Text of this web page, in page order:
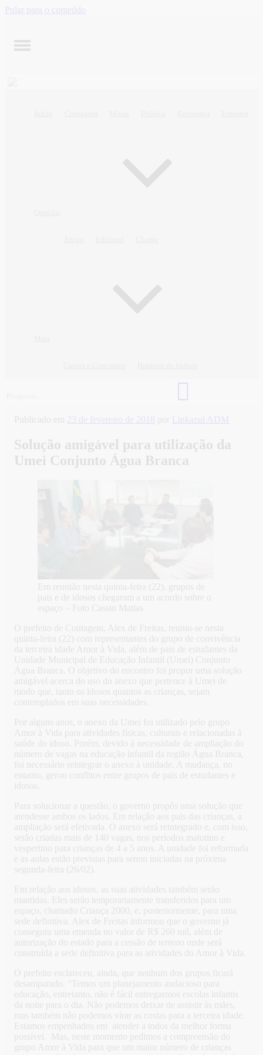
Pular para o conteúdo
Publicado em 23 de fevereiro de 2018 por Linkazul ADM
Solução amigável para utilização da
Umei Conjunto Água Branca
Em reunião nesta quinta-feira (22), grupos de
pais e de idosos chegaram a um acordo sobre o
espaço – Foto Cassio Matias
O prefeito de Contagem, Alex de Freitas, reuniu-se nesta
quinta-feira (22) com representantes do grupo de convivência
da terceira idade Amor à Vida, além de pais de estudantes da
Unidade Municipal de Educação Infantil (Umei) Conjunto
Água Branca. O objetivo do encontro foi propor uma solução
amigável acerca do uso do anexo que pertence à Umei de
modo que, tanto os idosos quantos as crianças, sejam
contemplados em suas necessidades.
Por alguns anos, o anexo da Umei foi utilizado pelo grupo
Amor à Vida para atividades físicas, culturais e relacionadas à
saúde do idoso. Porém, devido à necessidade de ampliação do
número de vagas na educação infantil da região Água Branca,
foi necessário reintegrar o anexo à unidade. A mudança, no
entanto, gerou conflitos entre grupos de pais de estudantes e
idosos.
Para solucionar a questão, o governo propôs uma solução que
atendesse ambos os lados. Em relação aos pais das crianças, a
ampliação será efetivada. O anexo será reintegrado e, com isso,
serão criadas mais de 140 vagas, nos períodos matutino e
vespertino para crianças de 4 a 5 anos. A unidade foi reformada
e as aulas estão previstas para serem iniciadas na próxima
segunda-feira (26/02).
Em relação aos idosos, as suas atividades também serão
mantidas. Eles serão temporariamente transferidos para um
espaço, chamado Criança 2000, e, posteriormente, para uma
sede definitiva. Alex de Freitas informou que o governo já
conseguiu uma emenda no valor de R$ 260 mil, além de
autorização do estado para a cessão de terreno onde será
construída a sede definitiva para as atividades do Amor à Vida.
O prefeito esclareceu, ainda, que nenhum dos grupos ficará
desamparado. “Temos um planejamento audacioso para
educação, entretanto, não é fácil entregarmos escolas infantis
da noite para o dia. Não podemos deixar de assistir às mães,
mas também não podemos virar as costas para a terceira idade.
Estamos empenhados em atender a todos da melhor forma
possível. Mas, neste momento pedimos a compreensão do
grupo Amor à Vida para que um maior número de crianças